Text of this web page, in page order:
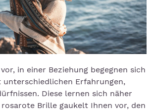
in einer Beziehung begegnen sich
unterschiedlichen Erfahrungen,
Diese lernen sich näher
Brille gaukelt Ihnen vor, den